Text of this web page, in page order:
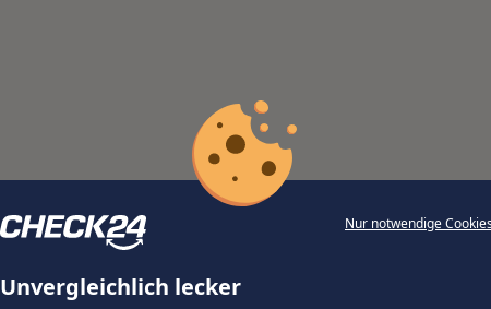
Nur notwendige
Unvergleichlich lecker